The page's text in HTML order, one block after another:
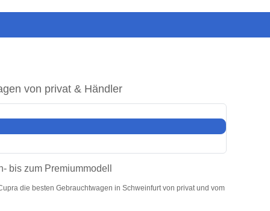
von privat & Händler
bis zum Premiummodell
die besten Gebrauchtwagen in Schweinfurt von privat und vom